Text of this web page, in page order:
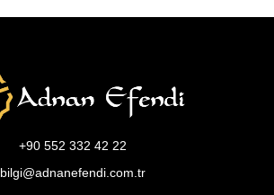
+90 552 332 42 22
bilgi@adnanefendi.com.tr